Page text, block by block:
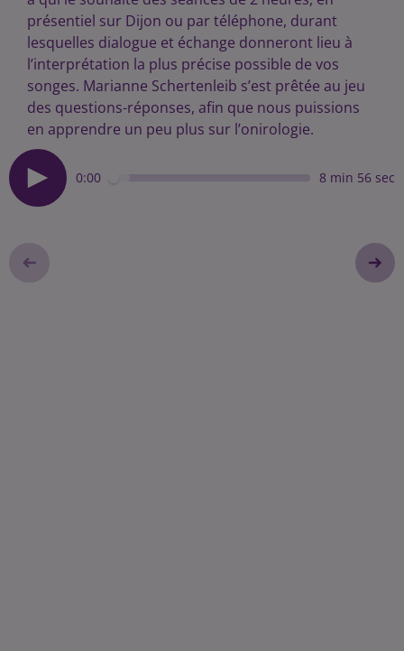
présentiel sur Dijon ou par téléphone, durant
lesquelles dialogue et échange donneront lieu à
l’interprétation la plus précise possible de vos
songes. Marianne Schertenleib s’est prêtée au jeu
des questions-réponses, afin que nous puissions
en apprendre un peu plus sur l’onirologie.
0:00 8 min 56 sec